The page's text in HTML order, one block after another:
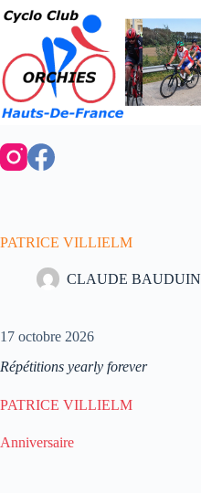
Passer
au
contenu
PATRICE VILLIELM
CLAUDE BAUDUIN
17 octobre 2026
Répétitions yearly forever
PATRICE VILLIELM
Anniversaire